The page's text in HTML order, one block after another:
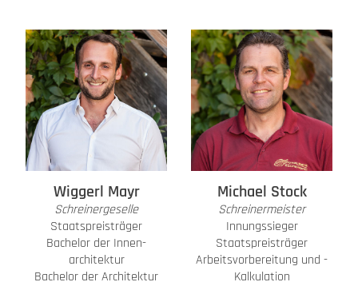
Wiggerl Mayr
Schreinergeselle
Staatspreisträger
Bachelor der Innen­
architektur
Bachelor der Architektur
Michael Stock
Schreinermeister
Innungssieger
Staatspreisträger
Arbeitsvorbereitung und ­
Kalkulation